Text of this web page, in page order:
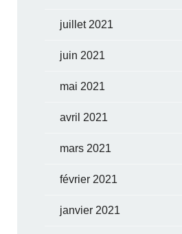
juillet 2021
juin 2021
mai 2021
avril 2021
mars 2021
février 2021
janvier 2021